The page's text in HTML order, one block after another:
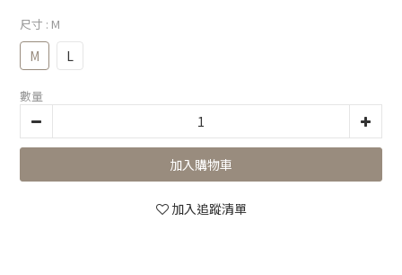
尺寸 : M
M L
數量
加入購物車
加入追蹤清單